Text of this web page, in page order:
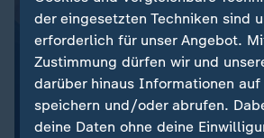
der eingesetzten Techniken sind
erforderlich für unser Angebot.
Zustimmung dürfen wir und
darüber hinaus Informationen
speichern und/oder abrufen.
deine Daten ohne deine